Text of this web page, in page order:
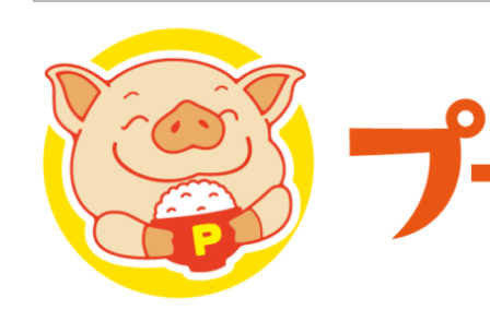
プーさんの満腹日記 |
豊中・箕面)のランチ＆
化してます。